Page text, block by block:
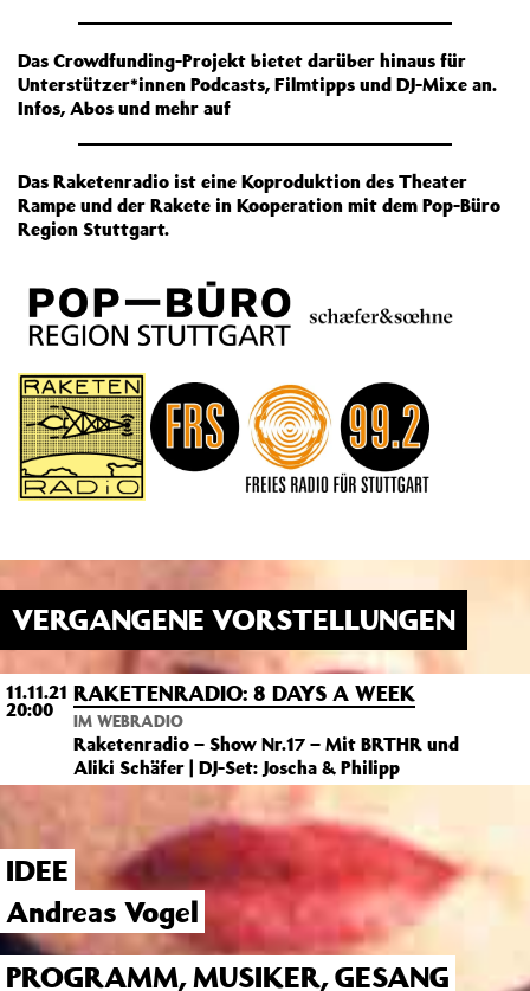
Das Crowdfunding-Projekt bietet darüber hinaus für
Unterstützer*innen Podcasts, Filmtipps und DJ-Mixe an.
Infos, Abos und mehr auf
Das Raketenradio ist eine Koproduktion des Theater
Rampe und der Rakete in Kooperation mit dem Pop-Büro
Region Stuttgart.
VERGANGENE VORSTELLUNGEN
11.11.21
20:00
RAKETENRADIO: 8 DAYS A WEEK
IM WEBRADIO
Raketenradio – Show Nr.17 – Mit BRTHR und
Aliki Schäfer | DJ-Set: Joscha & Philipp
IDEE
Andreas Vogel
PROGRAMM, MUSIKER, GESANG